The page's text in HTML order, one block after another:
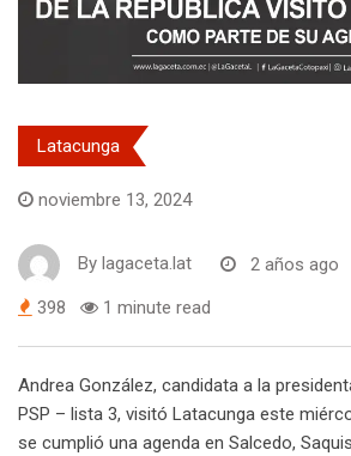
Latacunga
noviembre 13, 2024
By lagaceta.lat 2 años ago
398 1 minute read
Andrea González, candidata a la
PSP – lista 3, visitó Latacunga este
se cumplió una agenda en Salcedo,